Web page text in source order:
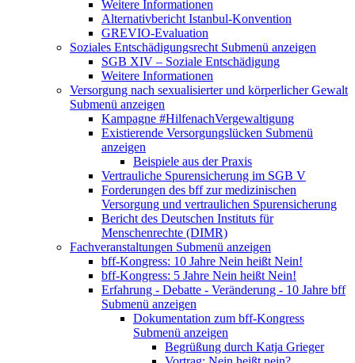
Weitere Informationen
Alternativbericht Istanbul-Konvention
GREVIO-Evaluation
Soziales Entschädigungsrecht Submenü anzeigen
SGB XIV – Soziale Entschädigung
Weitere Informationen
Versorgung nach sexualisierter und körperlicher Gewalt
Submenü anzeigen
Kampagne #HilfenachVergewaltigung
Existierende Versorgungslücken Submenü
anzeigen
Beispiele aus der Praxis
Vertrauliche Spurensicherung im SGB V
Forderungen des bff zur medizinischen
Versorgung und vertraulichen Spurensicherung
Bericht des Deutschen Instituts für
Menschenrechte (DIMR)
Fachveranstaltungen Submenü anzeigen
bff-Kongress: 10 Jahre Nein heißt Nein!
bff-Kongress: 5 Jahre Nein heißt Nein!
Erfahrung - Debatte - Veränderung - 10 Jahre bff
Submenü anzeigen
Dokumentation zum bff-Kongress
Submenü anzeigen
Begrüßung durch Katja Grieger